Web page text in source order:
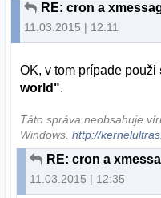
RE: cron a
11.03.2015 | 12:11
OK, v tom prípade použi
world".
Táto správa neobsahuje
Windows.http://
RE: cron a
11.03.2015 | 12:35